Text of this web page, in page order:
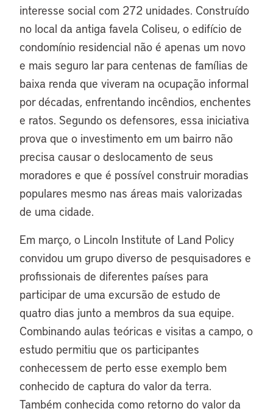
interesse social com 272 unidades. Construído
no local da antiga favela Coliseu, o edifício de
condomínio residencial não é apenas um novo
e mais seguro lar para centenas de famílias de
baixa renda que viveram na ocupação informal
por décadas, enfrentando incêndios, enchentes
e ratos. Segundo os defensores, essa iniciativa
prova que o investimento em um bairro não
precisa causar o deslocamento de seus
moradores e que é possível construir moradias
populares mesmo nas áreas mais valorizadas
de uma cidade.
Em março, o Lincoln Institute of Land Policy
convidou um grupo diverso de pesquisadores e
profissionais de diferentes países para
participar de uma excursão de estudo de
quatro dias junto a membros da sua equipe.
Combinando aulas teóricas e visitas a campo, o
estudo permitiu que os participantes
conhecessem de perto esse exemplo bem
conhecido de captura do valor da terra.
Também conhecida como retorno do valor da